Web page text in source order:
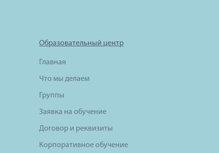
Образовательный центр
Главная
Что мы делаем
Группы
Заявка на обучение
Договор и реквизиты
Корпоративное обучение